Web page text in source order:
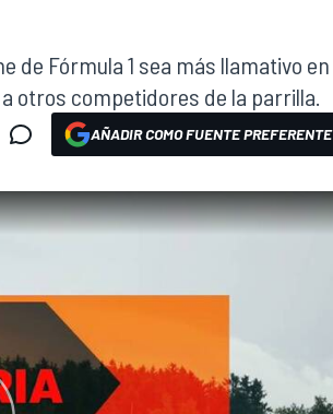
de Fórmula 1 sea más llamativo en
otros competidores de la parrilla.
AÑADIR COMO FUENTE PREFERENTE